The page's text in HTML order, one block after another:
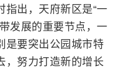
指出，天府新区是“一
发展的重要节点，一
是要突出公园城市特
，努力打造新的增长